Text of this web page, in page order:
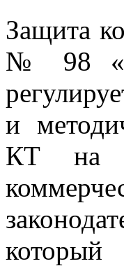
Защита
№ 98 «
и
КТ на